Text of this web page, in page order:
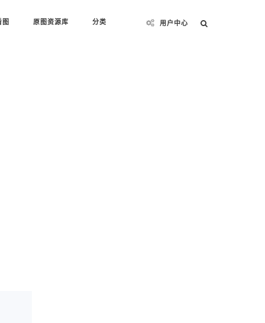
用户中心
图 原图资源库 分类